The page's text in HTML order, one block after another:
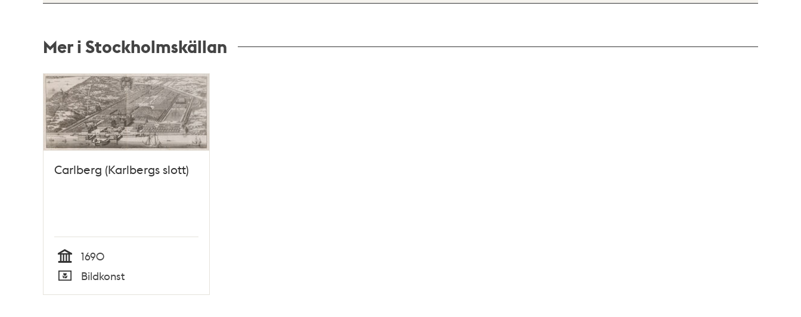
Mer i Stockholmskällan
Relaterade
poster
och
teman
Carlberg (Karlbergs slott)
Tid
1690
Typ
Bildkonst